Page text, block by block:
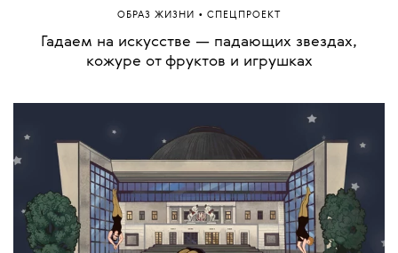
КУЛЬТУРА• СПЕЦПРОЕКТ
Сила в движении. Коллаборация, которая
определит начало года